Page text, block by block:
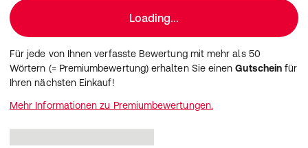
Loading...
Für jede von Ihnen verfasste Bewertung mit mehr als 50
Wörtern (= Premiumbewertung) erhalten Sie einenGutschein für
Ihren nächsten Einkauf!
Mehr Informationen zu Premiumbewertungen.